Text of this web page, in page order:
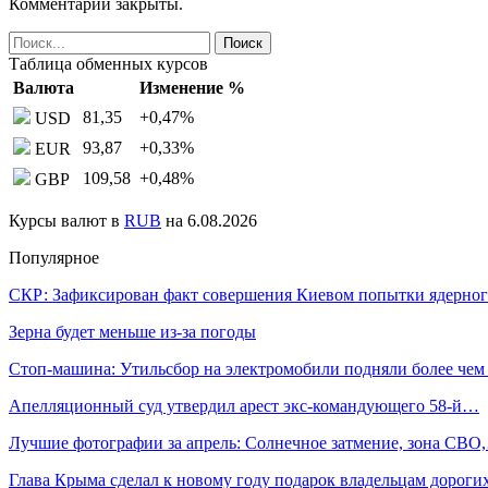
Таблица обменных курсов
Валюта
Изменение %
USD
81,35 +0,47%
EUR
93,87 +0,33%
GBP
109,58 +0,48%
Курсы валют в RUB на 6.08.2026
Популярное
СКР: Зафиксирован факт совершения Киевом попытки
Зерна будет меньше из-за погоды
Стоп-машина: Утильсбор на электромобили подняли более
Апелляционный суд утвердил арест экс-командующего 58-й…
Лучшие фотографии за апрель: Солнечное затмение, зона
Глава Крыма сделал к новому году подарок владельцам